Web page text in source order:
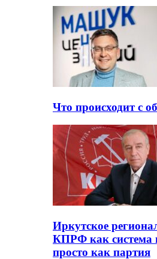
Что происходит с
Иркутское
КПРФ как система
просто как партия